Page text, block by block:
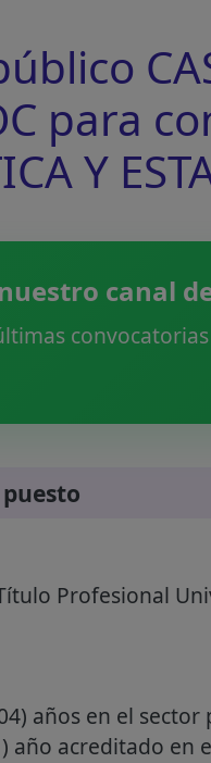
para
Y
canal
Profesional
años en el
año acreditado en